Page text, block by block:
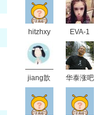
hitzhxy EVA-1
jiang歆 华泰涨吧